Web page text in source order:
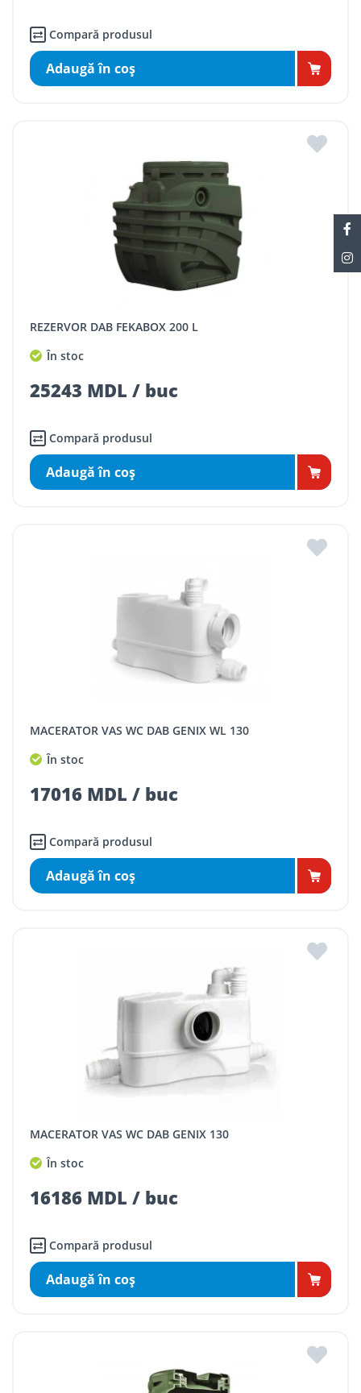
Compară produsul
Adaugă în coş
REZERVOR DAB FEKABOX 200 L
În stoc
25243 MDL / buc
Compară produsul
Adaugă în coş
MACERATOR VAS WC DAB GENIX WL 130
În stoc
17016 MDL / buc
Compară produsul
Adaugă în coş
MACERATOR VAS WC DAB GENIX 130
În stoc
16186 MDL / buc
Compară produsul
Adaugă în coş